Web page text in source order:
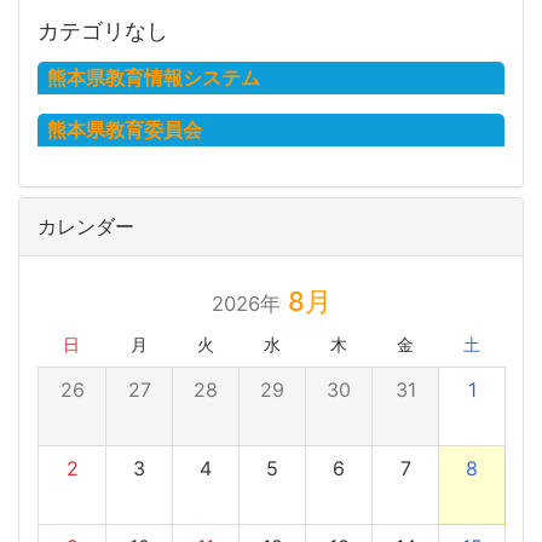
カテゴリなし
熊本県教育情報システム
熊本県教育委員会
カレンダー
2026年8月
日 月 火 水 木 金 土
26 27 28 29 30 31 1
2 3 4 5 6 7 8